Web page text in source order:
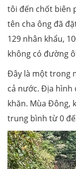
tôi đến chốt biên
tên cha ông đã
129 nhân khẩu,
không có đường
Đây là một trong
cả nước. Địa hình
khăn. Mùa Đông,
trung bình từ 0